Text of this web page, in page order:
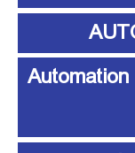
آموزش اتوماسیون صنعتی Automation